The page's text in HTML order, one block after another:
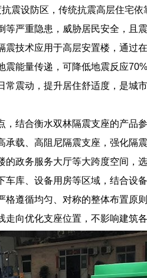
震设防区，传统抗震高层住宅依
严重隐患，威胁居民安全，且
技术应用于高层安置楼，通过
能量传递，可降低地震反应
震动，提升居住舒适度，是城
结合衡水双林隔震支座的产品
载、高阻尼隔震支座，强化隔
政务服务大厅等大跨度空间，
库、设备用房等区域，结合设
遵循均匀、对称的整体布置原
向优化支座位置，不影响建筑各